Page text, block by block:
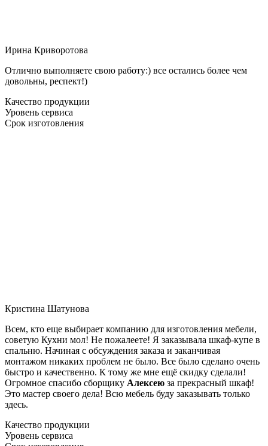
Ирина Криворотова
Отлично выполняете свою работу:) все остались более чем
довольны, респект!)
Качество продукции
Уровень сервиса
Срок изготовления
Кристина Шатунова
Всем, кто еще выбирает компанию для изготовления мебели,
советую Кухни мол! Не пожалеете! Я заказывала шкаф-купе в
спальню. Начиная с обсуждения заказа и заканчивая
монтажом никаких проблем не было. Все было сделано очень
быстро и качественно. К тому же мне ещё скидку сделали!
Огромное спасибо сборщику Алексею за прекрасный шкаф!
Это мастер своего дела! Всю мебель буду заказывать только
здесь.
Качество продукции
Уровень сервиса